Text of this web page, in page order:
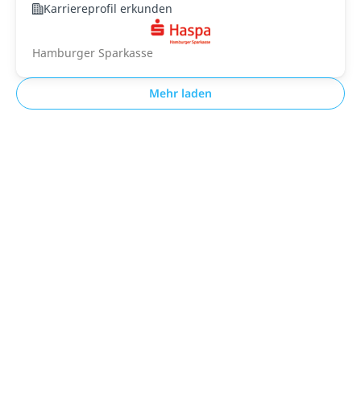
Karriereprofil erkunden
Hamburger Sparkasse
Mehr laden